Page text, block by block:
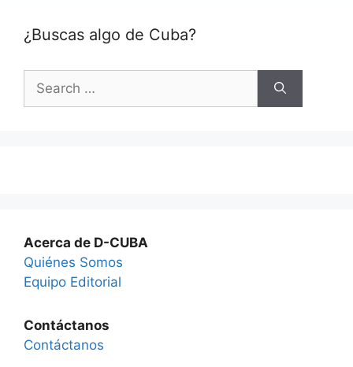
¿Buscas algo de Cuba?
for:
Acerca de D-CUBA
Quiénes Somos
Equipo Editorial
Contáctanos
Contáctanos